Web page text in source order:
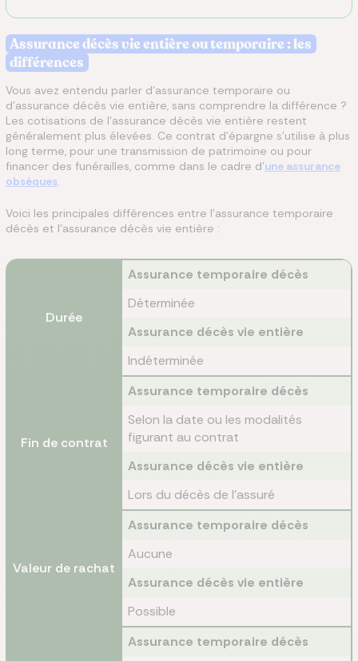
Assurance décès vie entière ou temporaire : les
différences
Vous avez entendu parler d’assurance temporaire ou
d’assurance décès vie entière, sans comprendre la différence ?
Les cotisations de l’assurance décès vie entière restent
généralement plus élevées. Ce contrat d’épargne s’utilise à plus
long terme, pour une transmission de patrimoine ou pour
financer des funérailles, comme dans le cadre d’une assurance
obsèques.
Voici les principales différences entre l’assurance temporaire
décès et l’assurance décès vie entière :
Durée
Assurance temporaire décès
Déterminée
Assurance décès vie entière
Indéterminée
Fin de contrat
Assurance temporaire décès
Selon la date ou les modalités
figurant au contrat
Assurance décès vie entière
Lors du décès de l’assuré
Valeur de rachat
Assurance temporaire décès
Aucune
Assurance décès vie entière
Possible
Assurance temporaire décès